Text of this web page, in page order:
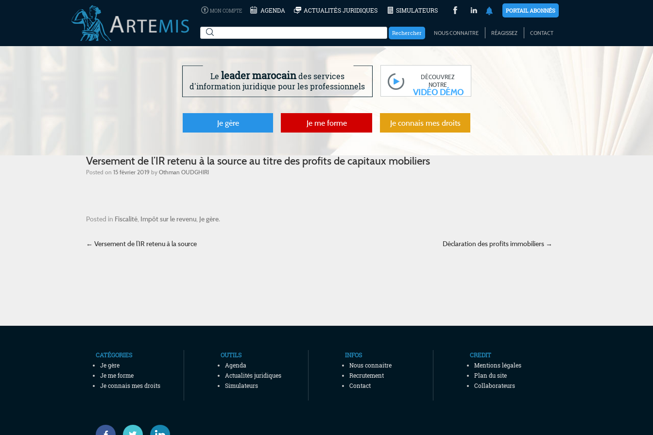
MON COMPTE AGENDA ACTUALITÉS JURIDIQUES SIMULATEURS PORTAIL ABONNÉS
NOUS CONNAITRE RÉAGISSEZ CONTACT
Le leader marocaindes services
d'information juridique pour les professionnels
DÉCOUVREZ
NOTRE
VIDÉO DÉMO
Je gère Je me forme Je connais mes droits
Versement de l’IR retenu à la source au titre des profits de capitaux mobiliers
Posted on 15 février 2019 byOthman OUDGHIRI
Posted in Fiscalité Impôt sur le revenu Je gère.
Post navigation
← Versement de l’IR retenu à la source Déclaration des profits immobiliers →
CATÉGORIES
Je gère
Je me forme
Je connais mes droits
OUTILS
Agenda
Actualités juridiques
Simulateurs
INFOS
Nous connaitre
Recrutement
Contact
CREDIT
Mentions légales
Plan du site
Collaborateurs